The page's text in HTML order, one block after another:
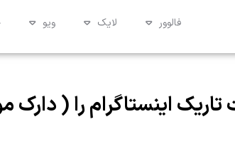
فالوور لایک ویو
اینستاگرام را ( دارک